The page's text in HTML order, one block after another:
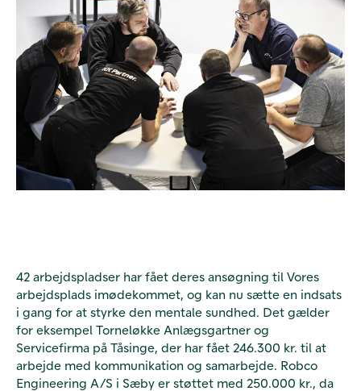
42 arbejdspladser har fået deres ansøgning til Vores
arbejdsplads imødekommet, og kan nu sætte en indsats
i gang for at styrke den mentale sundhed. Det gælder
for eksempel Torneløkke Anlægsgartner og
Servicefirma på Tåsinge, der har fået 246.300 kr. til at
arbejde med kommunikation og samarbejde. Robco
Engineering A/S i Sæby er støttet med 250.000 kr., da